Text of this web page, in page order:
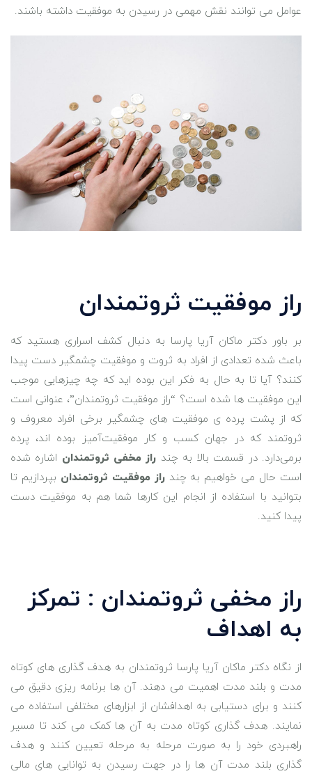
عوامل می ‌توانند نقش مهمی در رسیدن به موفقیت داشته باشند.
راز موفقیت ثروتمندان
بر باور دکتر ماکان آریا پارسا به دنبال کشف اسراری هستید که
باعث شده تعدادی از افراد به ثروت و موفقیت چشمگیر دست پیدا
کنند؟ آیا تا به حال به فکر این بوده ‌اید که چه چیزهایی موجب
این موفقیت‌ ها شده است؟ “راز موفقیت ثروتمندان”، عنوانی است
که از پشت پرده‌ ی موفقیت ‌های چشمگیر برخی افراد معروف و
ثروتمند که در جهان کسب و کار موفقیت‌آمیز بوده ‌اند، پرده
برمی‌دارد. در قسمت بالا به چند راز مخفی ثروتمندان اشاره شده
است حال می خواهیم به چندراز موفقیت ثروتمندان بپردازیم تا
بتوانید با استفاده از انجام این کارها شما هم به موفقیت دست
پیدا کنید.
راز مخفی ثروتمندان : تمرکز
به اهداف
از نگاه دکتر ماکان آریا پارسا ثروتمندان به هدف گذاری ‌های کوتاه
مدت و بلند مدت اهمیت می ‌دهند. آن‌ ها برنامه‌ ریزی دقیق می
‌کنند و برای دستیابی به اهدافشان از ابزارهای مختلفی استفاده می‌
نمایند. هدف گذاری کوتاه مدت به آن ‌ها کمک می ‌کند تا مسیر
راهبردی خود را به صورت مرحله به مرحله تعیین کنند و هدف
گذاری بلند مدت آن‌ ها را در جهت رسیدن به توانایی‌ های مالی